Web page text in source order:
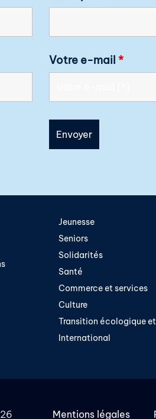
Votre e-mail*
Jeunesse
Seniors
Solidarités
Santé
Commerce et services
Culture
Transition écologique
International
Mentions légales